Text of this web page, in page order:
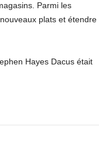
Parmi les
plats et étendre
Hayes Dacus était